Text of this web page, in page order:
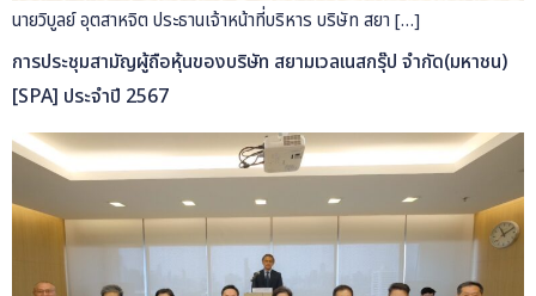
นายวิบูลย์ อุตสาหจิต ประธานเจ้าหน้าที่บริหาร บริษัท สยา […]
การประชุมสามัญผู้ถือหุ้นของบริษัท สยามเวลเนสกรุ๊ป จำกัด(มหาชน)
[SPA] ประจำปี 2567